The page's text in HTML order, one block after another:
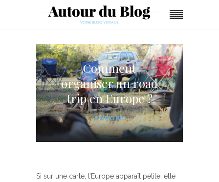
Comment
organiser un road
trip en Europe ?
EUROPE
Si sur une carte, l’Europe apparaît petite, elle